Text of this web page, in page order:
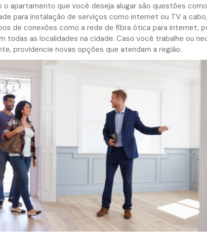
o apartamento que você deseja alugar são questões
para instalação de serviços como internet ou TV a
de conexões como a rede de fibra ótica para internet,
todas as localidades na cidade. Caso você trabalhe ou
providencie novas opções que atendam a região.